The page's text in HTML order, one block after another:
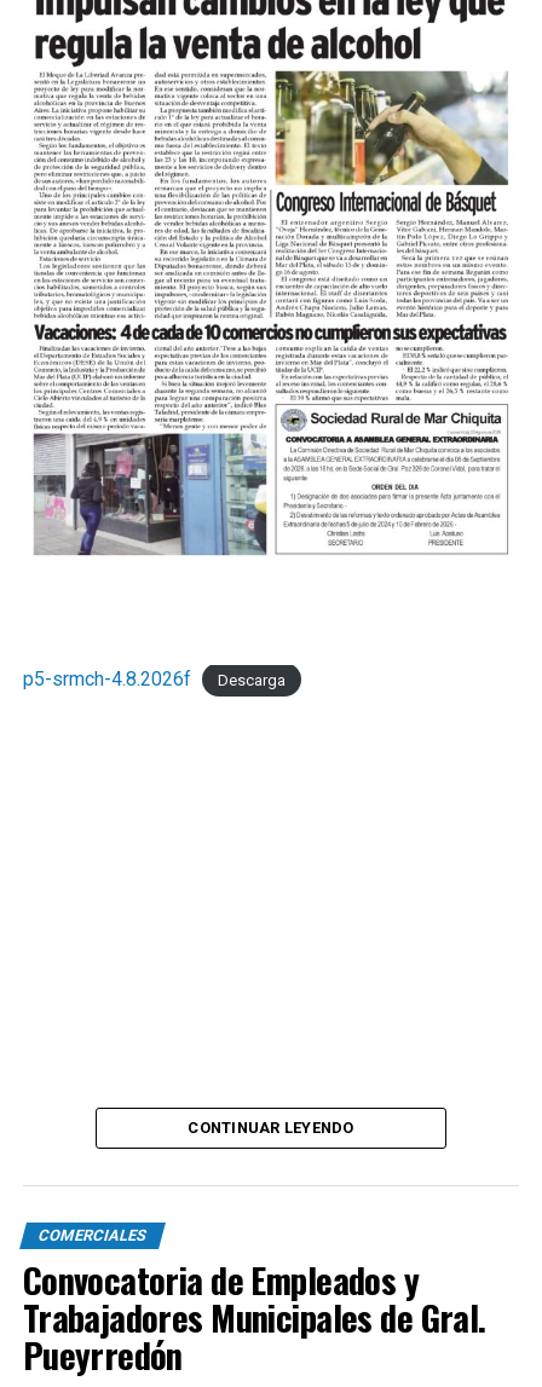
p5-srmch-4.8.2026f Descarga
CONTINUAR LEYENDO
COMERCIALES
Convocatoria de Empleados y
Trabajadores Municipales de Gral.
Pueyrredón